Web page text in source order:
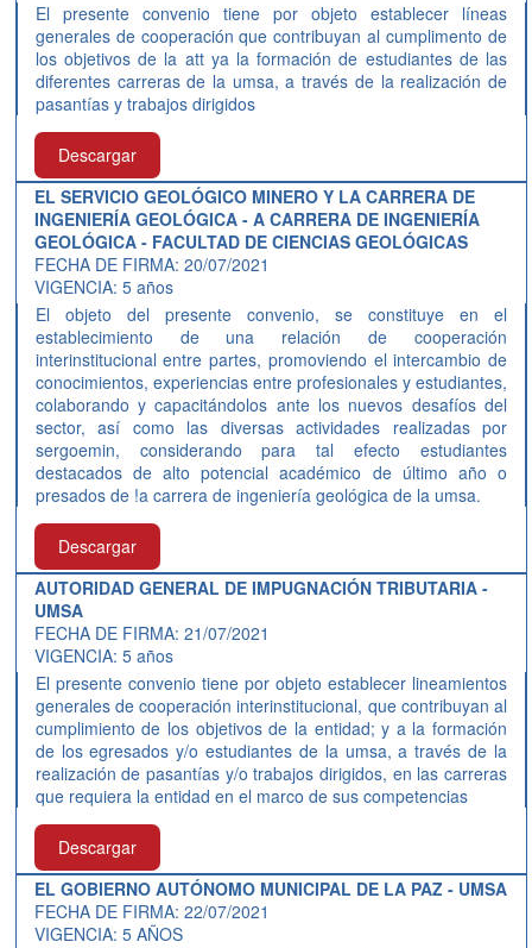
El presente convenio tiene por objeto establecer líneas
generales de cooperación que contribuyan al cumplimento de
los objetivos de la att ya la formación de estudiantes de las
diferentes carreras de la umsa, a través de la realización de
pasantías y trabajos dirigidos
Descargar
EL SERVICIO GEOLÓGICO MINERO Y LA CARRERA DE
INGENIERÍA GEOLÓGICA - A CARRERA DE INGENIERÍA
GEOLÓGICA - FACULTAD DE CIENCIAS GEOLÓGICAS
FECHA DE FIRMA: 20/07/2021
VIGENCIA: 5 años
El objeto del presente convenio, se constituye en el
establecimiento de una relación de cooperación
interinstitucional entre partes, promoviendo el intercambio de
conocimientos, experiencias entre profesionales y estudiantes,
colaborando y capacitándolos ante los nuevos desafíos del
sector, así como las diversas actividades realizadas por
sergoemin, considerando para tal efecto estudiantes
destacados de alto potencial académico de último año o
presados de !a carrera de ingeniería geológica de la umsa.
Descargar
AUTORIDAD GENERAL DE IMPUGNACIÓN TRIBUTARIA -
UMSA
FECHA DE FIRMA: 21/07/2021
VIGENCIA: 5 años
El presente convenio tiene por objeto establecer lineamientos
generales de cooperación interinstitucional, que contribuyan al
cumplimiento de los objetivos de la entidad; y a la formación
de los egresados y/o estudiantes de la umsa, a través de la
realización de pasantías y/o trabajos dirigidos, en las carreras
que requiera la entidad en el marco de sus competencias
Descargar
EL GOBIERNO AUTÓNOMO MUNICIPAL DE LA PAZ - UMSA
FECHA DE FIRMA: 22/07/2021
VIGENCIA: 5 AÑOS